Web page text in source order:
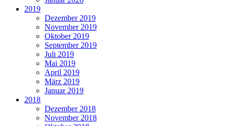
2019
Dezember 2019
November 2019
Oktober 2019
September 2019
Juli 2019
Mai 2019
April 2019
März 2019
Januar 2019
2018
Dezember 2018
November 2018